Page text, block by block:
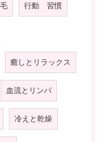
行動 習慣
癒しとリラックス
血流とリンパ
冷えと乾燥